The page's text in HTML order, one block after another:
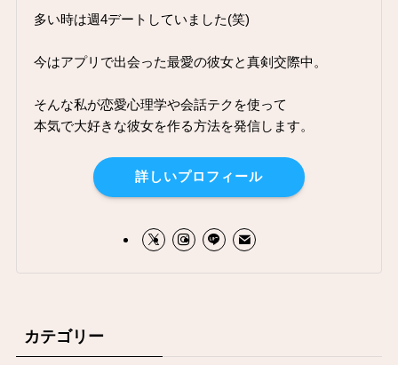
多い時は週4デートしていました(笑)
今はアプリで出会った最愛の彼女と真剣交際中。
そんな私が恋愛心理学や会話テクを使って
本気で大好きな彼女を作る方法を発信します。
詳しいプロフィール
カテゴリー